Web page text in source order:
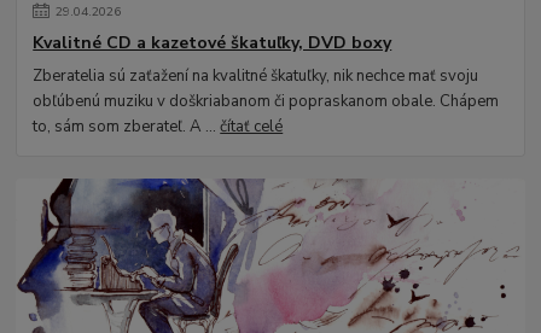
29.04.2026
Kvalitné CD a kazetové škatuľky, DVD boxy
Zberatelia sú zaťažení na kvalitné škatuľky, nik nechce mať svoju
obľúbenú muziku v doškriabanom či popraskanom obale. Chápem
to, sám som zberateľ. A ...čítať celé